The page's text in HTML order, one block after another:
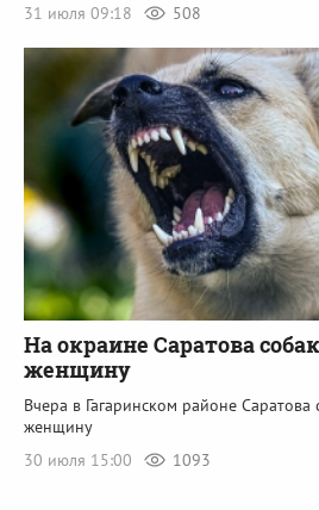
31 июля 09:18
508
На окраине Саратова
женщину
Вчера в Гагаринском районе Саратова
женщину
30 июля 15:00
1093